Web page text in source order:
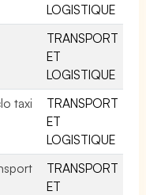
LOGISTIQUE
TRANSPORT
ET
LOGISTIQUE
taxi
TRANSPORT
ET
LOGISTIQUE
TRANSPORT
ET